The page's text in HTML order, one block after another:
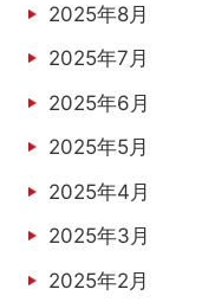
2025年8月
2025年7月
2025年6月
2025年5月
2025年4月
2025年3月
2025年2月